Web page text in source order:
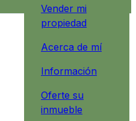
Vender mi
propiedad
Acerca de mí
Información
Oferte su
inmueble